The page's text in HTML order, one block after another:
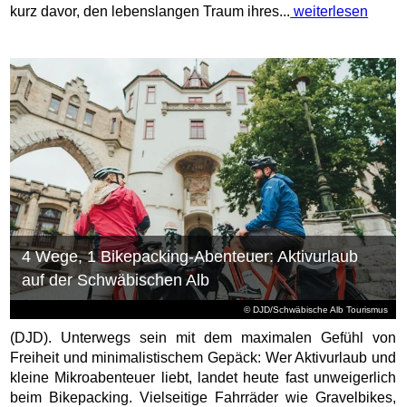
kurz davor, den lebenslangen Traum ihres... weiterlesen
© DJD/Schwäbische Alb Tourismus
4 Wege, 1 Bikepacking-Abenteuer: Aktivurlaub
auf der Schwäbischen Alb
(DJD). Unterwegs sein mit dem maximalen Gefühl von
Freiheit und minimalistischem Gepäck: Wer Aktivurlaub und
kleine Mikroabenteuer liebt, landet heute fast unweigerlich
beim Bikepacking. Vielseitige Fahrräder wie Gravelbikes,